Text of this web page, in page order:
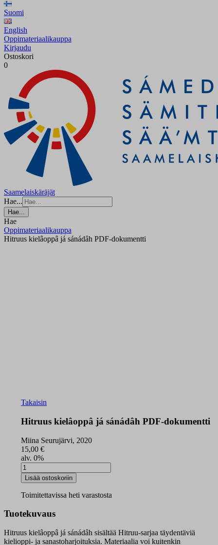
Suomi
English
Oppimateriaalikauppa
Kirjaudu
Ostoskori
0
Saamelaiskäräjät
Hae...
Hae...
Hae
Oppimateriaalikauppa
Hitruus kielâoppâ já sánádâh PDF-dokumentti
Takaisin
Hitruus kielâoppâ já sánádâh PDF-dokumentti
Miina Seurujärvi, 2020
15,00 €
alv. 0%
Hitruus
kielâoppâ
já
sánádâh
dokumentti
määrä
Lisää ostoskoriin
Toimitettavissa heti varastosta
Tuotekuvaus
Hitruus kielâoppâ já sánádâh sisältää Hitruu-sarjaa täydentäviä
kielioppi- ja sanastoharjoituksia. Materiaalia voi kuitenkin